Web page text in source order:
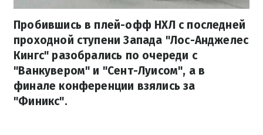
Пробившись в плей-офф НХЛ с последней
проходной ступени Запада "Лос-Анджелес
Кингс" разобрались по очереди с
"Ванкувером" и "Сент-Луисом", а в
финале конференции взялись за
"Финикс".